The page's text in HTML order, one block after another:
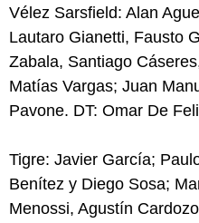
Vélez Sarsfield: Alan
Lautaro Gianetti, Fausto
Zabala, Santiago
Matías Vargas; Juan
Pavone. DT: Omar De
Tigre: Javier García;
Benítez y Diego Sosa;
Menossi, Agustín